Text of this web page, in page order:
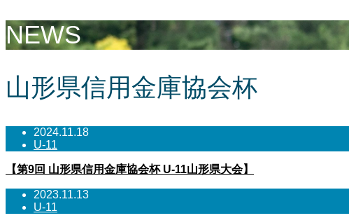
NEWS
山形県信用金庫協会杯
2024.11.18
U-11
【第9回 山形県信用金庫協会杯 U-11山形県大会】
2023.11.13
U-11